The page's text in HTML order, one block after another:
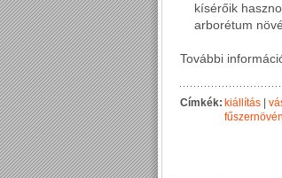
kísérőik
arborétum
További
Címkék: kiállítás